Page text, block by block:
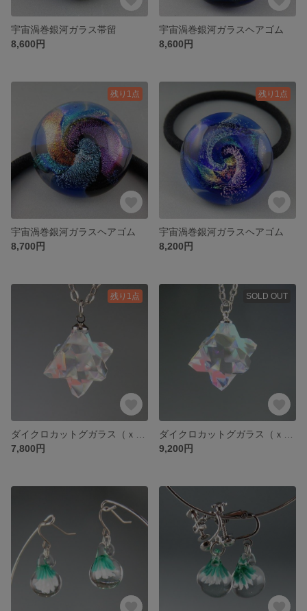
宇宙渦巻銀河ガラス帯留
8,600円
宇宙渦巻銀河ガラスヘアゴム
8,600円
残り1点
宇宙渦巻銀河ガラスヘアゴム
8,700円
残り1点
宇宙渦巻銀河ガラスヘアゴム
8,200円
残り1点
7,800円
SOLD OUT
9,200円